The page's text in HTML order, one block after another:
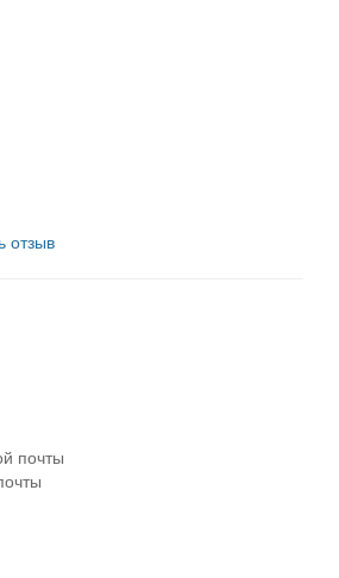
отзыв
почты